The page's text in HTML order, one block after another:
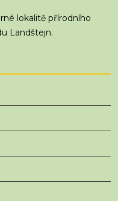
lokalitě přírodního
Landštejn.